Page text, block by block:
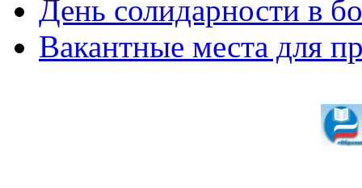
День солидарности в
Вакантные места для